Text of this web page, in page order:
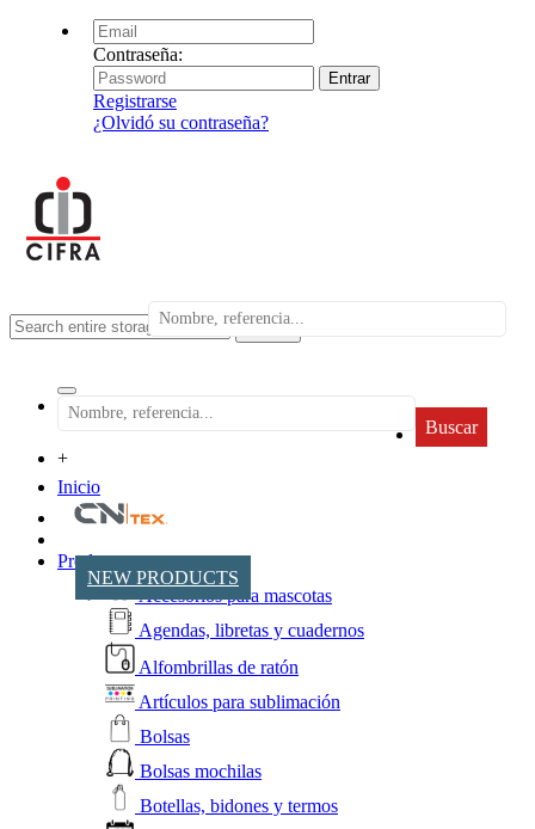
Contraseña:
Registrarse
¿Olvidó su contraseña?
search
Buscar
+
Inicio
NEW PRODUCTS
Productos
Accesorios para mascotas
Agendas, libretas y cuadernos
Alfombrillas de ratón
Artículos para sublimación
Bolsas
Bolsas mochilas
Botellas, bidones y termos